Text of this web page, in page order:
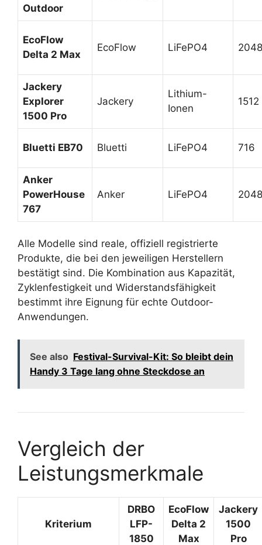
Outdoor
EcoFlow
Delta 2 Max
EcoFlow LiFePO4 2048
Jackery
Explorer
1500 Pro
Jackery
Lithium-
Ionen
1512
Bluetti EB70 Bluetti LiFePO4 716
Anker
PowerHouse
767
Anker LiFePO4 2048
Alle Modelle sind reale, offiziell registrierte
Produkte, die bei den jeweiligen Herstellern
bestätigt sind. Die Kombination aus Kapazität,
Zyklenfestigkeit und Widerstandsfähigkeit
bestimmt ihre Eignung für echte Outdoor-
Anwendungen.
See also Festival-Survival-Kit: So bleibt dein
Handy 3 Tage lang ohne Steckdose an
Vergleich der
Leistungsmerkmale
Kriterium
DRBO
LFP-
1850
EcoFlow
Delta 2
Max
Jackery
1500
Pro